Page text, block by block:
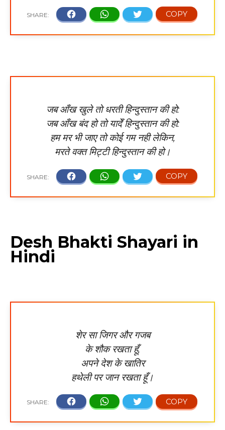
जब आँख खुले तो धरती हिन्दुस्तान की हो:
जब आँख बंद हो तो यादेँ हिन्दुस्तान की हो:
हम मर भी जाए तो कोई गम नही लेकिन,
मरते वक्त मिट्टी हिन्दुस्तान की हो।
Desh Bhakti Shayari in
Hindi
शेर सा जिगर और गजब
के शौक रखता हूँ,
अपने देश के खातिर
हथेली पर जान रखता हूँ।